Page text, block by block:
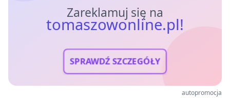
Zareklamuj się na
tomaszowonline.pl!
SPRAWDŹ SZCZEGÓŁY
autopromocja